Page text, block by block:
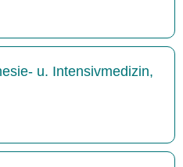
u. Intensivmedizin,